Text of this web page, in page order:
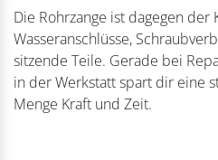
Die Rohrzange ist dagegen der
Wasseranschlüsse,
sitzende Teile. Gerade bei
in der Werkstatt spart dir eine
Menge Kraft und Zeit.